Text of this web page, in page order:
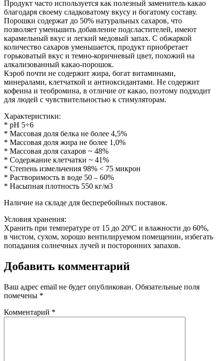
Продукт часто используется как полезный заменитель какао
благодаря своему сладковатому вкусу и богатому составу.
Порошки содержат до 50% натуральных сахаров, что
позволяет уменьшить добавление подсластителей, имеют
карамельный вкус и легкий медовый запах. С обжаркой
количество сахаров уменьшается, продукт приобретает
горьковатый вкус и темно-коричневый цвет, похожий на
алкализованный какао-порошок.
Кэроб почти не содержит жира, богат витаминами,
минералами, клетчаткой и антиоксидантами. Не содержит
кофеина и теобромина, в отличие от какао, поэтому подходит
для людей с чувствительностью к стимуляторам.
Характеристики:
* pH 5÷6
* Массовая доля белка не более 4,5%
* Массовая доля жира не более 1,0%
* Массовая доля сахаров ~ 48%
* Содержание клетчатки ~ 41%
* Степень измельчения 98% ˂ 75 микрон
* Растворимость в воде 50 – 60%
* Насыпная плотность 550 кг/м3
Наличие на складе для бесперебойных поставок.
Условия хранения:
Хранить при температуре от 15 до 20ºС и влажности до 60%,
в чистом, сухом, хорошо вентилируемом помещении, избегать
попадания солнечных лучей и посторонних запахов.
Добавить комментарий
Ваш адрес email не будет опубликован. Обязательные поля
помечены *
Комментарий *